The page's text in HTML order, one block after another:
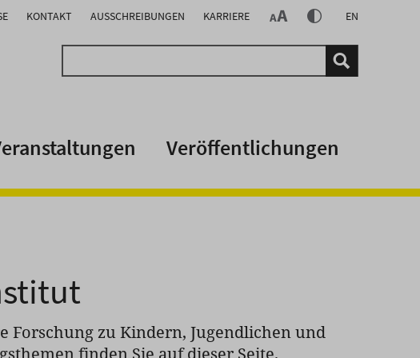
KONTAKT AUSSCHREIBUNGEN KARRIERE EN
Veröffentlichungen
Forschung zu Kindern, Jugendlichen und